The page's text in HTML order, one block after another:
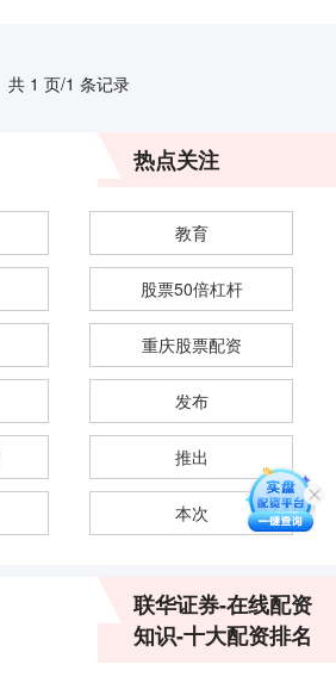
共 1 页/1 条记录
热点关注
教育
股票50倍杠杆
重庆股票配资
发布
推出
本次
联华证券-在线配资
知识-十大配资排名